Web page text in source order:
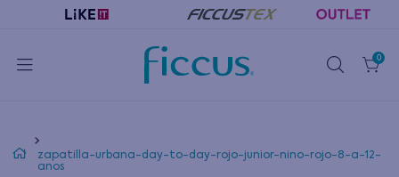
0
zapatilla-urbana-day-to-day-rojo-junior-nino-rojo-8-a-12-
anos